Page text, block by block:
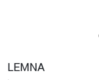
LEMNA